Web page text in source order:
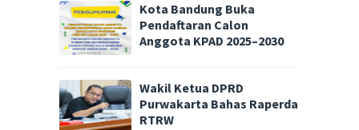
Kota Bandung Buka
Pendaftaran Calon
Anggota KPAD 2025–2030
Wakil Ketua DPRD
Purwakarta Bahas Raperda
RTRW